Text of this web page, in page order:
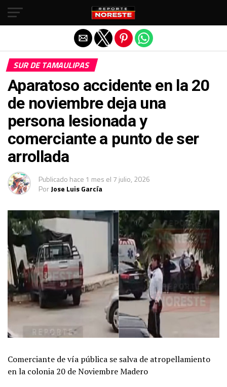
SUR DE TAMAULIPAS
Aparatoso accidente en la 20
de noviembre deja una
persona lesionada y
comerciante a punto de ser
arrollada
Publicado hace 1 mes el 7 julio, 2026
PorJose Luis García
Comerciante de vía pública se salva de atropellamiento
en la colonia 20 de Noviembre Madero
Salir de la versión móvil